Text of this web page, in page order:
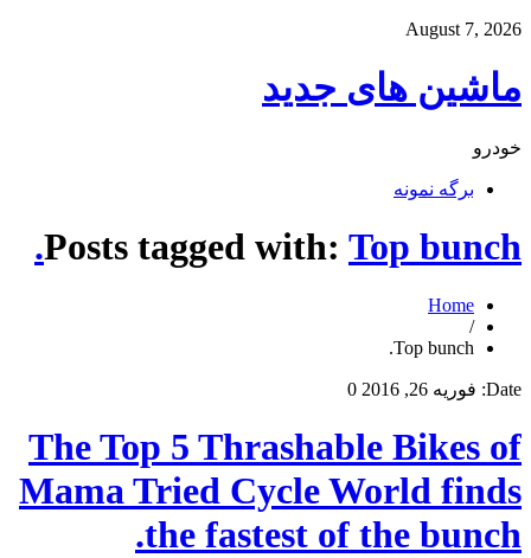
August 7, 2026
ماشین های جدید
خودرو
برگه نمونه
Posts tagged with: Top bunch.
Home
/
Top bunch.
Date: فوریه 26, 2016 0
The Top 5 Thrashable Bikes of
Mama Tried Cycle World finds
the fastest of the bunch.